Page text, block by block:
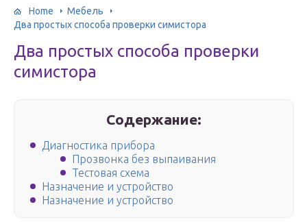
Home
Мебель
Два простых способа проверки симистора
Два простых способа проверки
симистора
Содержание:
Диагностика прибора
Прозвонка без выпаивания
Тестовая схема
Назначение и устройство
Назначение и устройство